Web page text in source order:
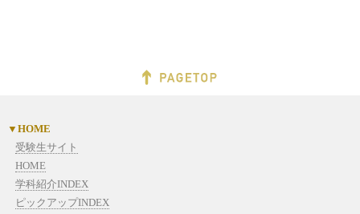
HOME
受験生サイト
HOME
学科紹介INDEX
ピックアップINDEX